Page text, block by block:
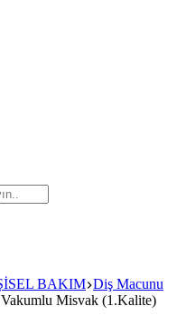
BAKIM Diş Macunu
Vakumlu Misvak (1.Kalite)